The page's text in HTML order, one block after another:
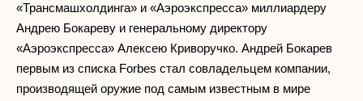
«Трансмашхолдинга» и «Аэроэкспресса» миллиардеру
Андрею Бокареву и генеральному директору
«Аэроэкспресса» Алексею Криворучко. Андрей Бокарев
первым из списка Forbes стал совладельцем компании,
производящей оружие под самым известным в мире